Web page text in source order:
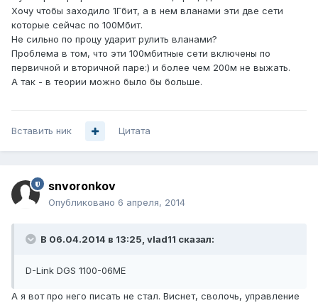
Хочу чтобы заходило 1Гбит, а в нем вланами эти две сети
которые сейчас по 100Мбит.
Не сильно по процу ударит рулить вланами?
Проблема в том, что эти 100мбитные сети включены по
первичной и вторичной паре:) и более чем 200м не выжать.
А так - в теории можно было бы больше.
Вставить ник Цитата
snvoronkov
Опубликовано 6 апреля, 2014
В 06.04.2014 в 13:25, vlad11 сказал:
D-Link DGS 1100-06МЕ
А я вот про него писать не стал. Виснет, сволочь, управление